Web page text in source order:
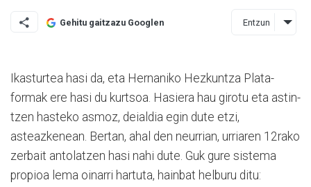
Gehitu gaitzazu Googlen Entzun
Ikasturtea hasi da, eta Hernaniko Hezkuntza Plata­
formak ere hasi du kurtsoa. Hasiera hau girotu eta astin­
tzen hasteko asmoz, deialdia egin dute etzi,
asteazkenean. Bertan, ahal den neurrian, urriaren 12rako
zerbait antola­tzen hasi nahi dute. Guk gure sistema
propioa lema oinarri hartuta, hainbat helburu ditu: